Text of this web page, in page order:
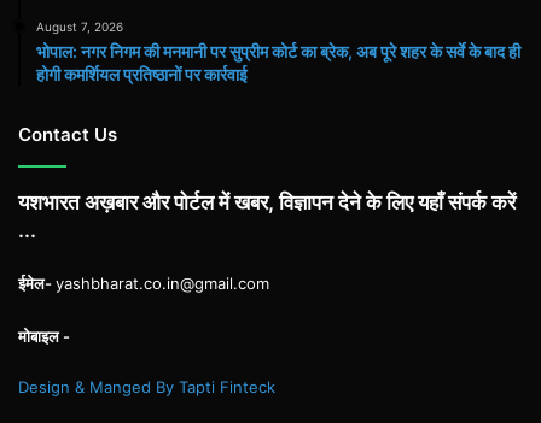
August 7, 2026
भोपाल: नगर निगम की मनमानी पर सुप्रीम कोर्ट का ब्रेक, अब पूरे शहर के सर्वे के बाद ही
होगी कमर्शियल प्रतिष्ठानों पर कार्रवाई
Contact Us
यशभारत अख़बार और पोर्टल में खबर, विज्ञापन देने के लिए यहाँ संपर्क करें
...
ईमेल-yashbharat.co.in@gmail.com
मोबाइल -
Design & Manged By Tapti Finteck